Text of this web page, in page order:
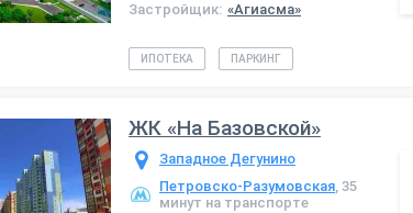
Застройщик: «Агиасма»
ИПОТЕКА ПАРКИНГ
ЖК «На Базовской»
Западное Дегунино
Петровско-Разумовская, 35
минут на транспорте